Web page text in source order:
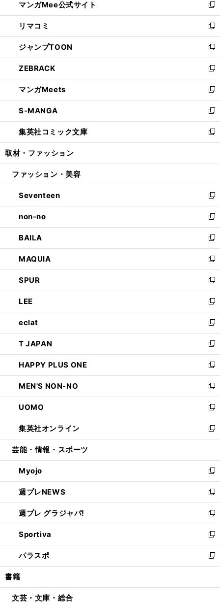
く
ド
ウ
で
開
く
ィ
ン
ド
ウ
で
開
く
い
ウ
ィ
ン
ド
ウ
で
開
く
マンガMee公式サイト
新
し
い
ウ
ィ
ン
ド
ウ
で
開
く
リマコミ
新
し
い
ウ
ィ
ン
ド
ウ
で
開
く
ジャンプTOON
新
し
い
ウ
ィ
ン
ド
ウ
で
開
ZEBRACK
新
し
い
ウ
ィ
ン
ド
ウ
開
マンガMeets
新
し
い
ウ
ィ
ン
ウ
開
く
S-MANGA
新
し
い
ウ
ン
ウ
で
開
く
集英社コミック文庫
新
し
ウ
ン
ド
ウ
で
開
く
取材・ファッション
ファッション・美容
Seventeen
新
し
い
ウ
ィ
ン
ド
ウ
で
開
く
non-no
新
し
い
ウ
ィ
ン
ド
ウ
で
開
く
BAILA
新
し
い
ウ
ィ
ン
ド
ウ
で
開
く
MAQUIA
新
し
い
ウ
ィ
ン
ド
ウ
で
開
く
SPUR
新
し
い
ウ
ィ
ン
ド
ウ
で
開
く
LEE
新
し
い
ウ
ィ
ン
ド
ウ
で
開
く
eclat
新
し
い
ウ
ィ
ン
ド
ウ
で
開
く
T JAPAN
新
し
い
ウ
ィ
ン
ド
ウ
で
開
HAPPY PLUS ONE
新
し
い
ウ
ィ
ン
ド
ウ
開
く
MEN'S NON-NO
新
し
い
ウ
ィ
ン
ウ
で
開
く
UOMO
新
し
い
ウ
ン
ド
ウ
で
開
く
集英社オンライン
新
し
ウ
ィ
ン
ド
ウ
で
開
く
芸能・情報・スポーツ
Myojo
新
し
い
ウ
ィ
ン
ド
ウ
で
開
週プレNEWS
新
し
い
ウ
ィ
ン
ド
ウ
開
週プレ グラジャパ!
新
し
い
ウ
ィ
ン
ウ
Sportiva
新
し
い
ウ
ン
パラスポ
新
し
ウ
書籍
文芸・文庫・総合